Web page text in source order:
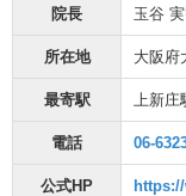
院長 玉谷
所在地 大阪府
最寄駅 上新庄
電話 06-
公式HP